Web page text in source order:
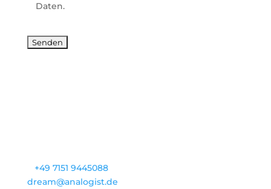
Daten.
+49 7151 9445088
dream@analogist.de